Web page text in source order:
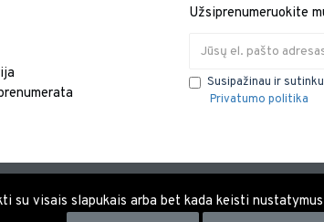
Užsiprenumeruokite
Susipažinau ir
Privatumo politika
visais slapukais arba bet kada keisti